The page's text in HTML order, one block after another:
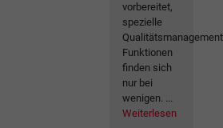
vorbereitet,
spezielle
Funktionen
finden sich
nur bei
wenigen. ...
Weiterlesen